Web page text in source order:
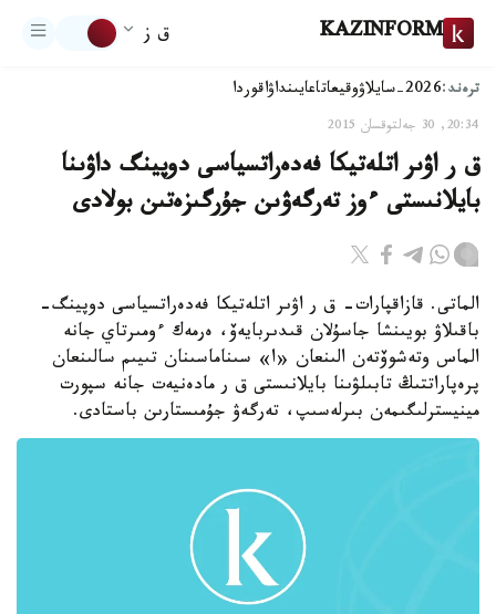
KAZINFORM ق ز
ترەند:2026-سايلاۋ وقيعاتاعايىنداۋاقوردا
20:34, 30 جەلتوقسان 2015
ق ر اۋىر اتلەتيكا فەدەراتسياسى دوپينگ داۋىنا
بايلانىستى ءوز تەرگەۋىن جۇرگىزەتىن بولادى
الماتى. قازاقپارات- ق ر اۋىر اتلەتيكا فەدەراتسياسى دوپينگ-
باقىلاۋ بويىنشا جاسۇلان قىدىربايەۆ، ەرمەك ءومىرتاي جانە
الماس وتەشوۆتەن الىنعان «ا» سىناماسىنان تىيىم سالىنعان
پرەپاراتتىڭ تابىلۋىنا بايلانىستى ق ر مادەنيەت جانە سپورت
مينيسترلىگىمەن بىرلەسىپ، تەرگەۋ جۇمىستارىن باستادى.